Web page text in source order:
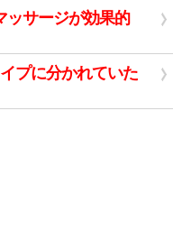
ッサージが効果的
プに分かれていた